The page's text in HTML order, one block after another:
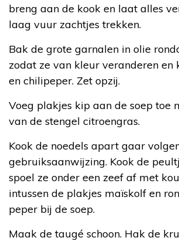
breng aan de kook en laat alles
laag vuur zachtjes trekken.
Bak de grote garnalen in olie
zodat ze van kleur veranderen en
en chilipeper. Zet opzij.
Voeg plakjes kip aan de soep toe
van de stengel citroengras.
Kook de noedels apart gaar
gebruiksaanwijzing. Kook de
spoel ze onder een zeef af met
intussen de plakjes maïskolf en
peper bij de soep.
Maak de taugé schoon. Hak de